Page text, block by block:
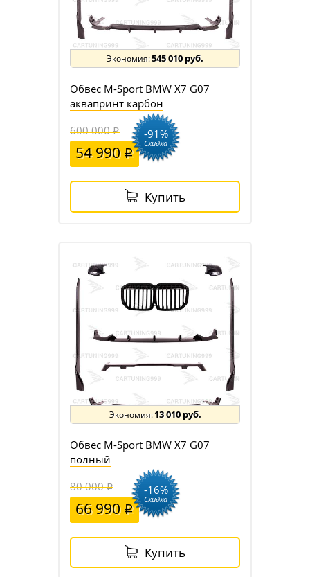
545 010 руб.
Обвес M-Sport BMW X7 G07
аквапринт карбон
600 000
54 990
-91%
Скидка
Купить
13 010 руб.
Обвес M-Sport BMW X7 G07
полный
80 000
66 990
-16%
Скидка
Купить